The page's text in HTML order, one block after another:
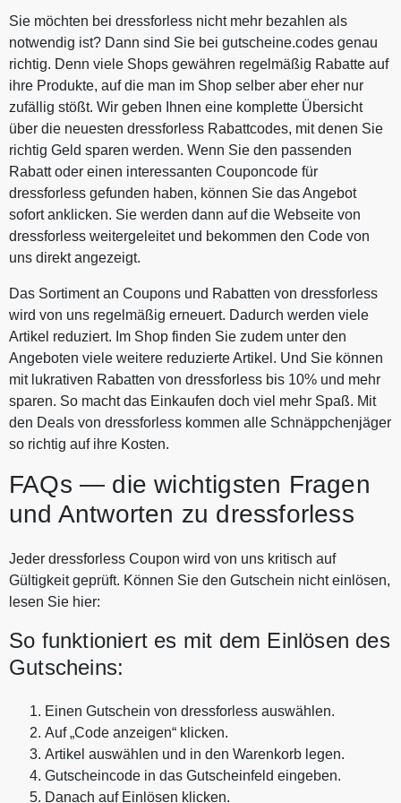
Sie möchten bei dressforless nicht mehr bezahlen als
notwendig ist? Dann sind Sie bei gutscheine.codes genau
richtig. Denn viele Shops gewähren regelmäßig Rabatte auf
ihre Produkte, auf die man im Shop selber aber eher nur
zufällig stößt. Wir geben Ihnen eine komplette Übersicht
über die neuesten dressforless Rabattcodes, mit denen Sie
richtig Geld sparen werden. Wenn Sie den passenden
Rabatt oder einen interessanten Couponcode für
dressforless gefunden haben, können Sie das Angebot
sofort anklicken. Sie werden dann auf die Webseite von
dressforless weitergeleitet und bekommen den Code von
uns direkt angezeigt.
Das Sortiment an Coupons und Rabatten von dressforless
wird von uns regelmäßig erneuert. Dadurch werden viele
Artikel reduziert. Im Shop finden Sie zudem unter den
Angeboten viele weitere reduzierte Artikel. Und Sie können
mit lukrativen Rabatten von dressforless bis 10% und mehr
sparen. So macht das Einkaufen doch viel mehr Spaß. Mit
den Deals von dressforless kommen alle Schnäppchenjäger
so richtig auf ihre Kosten.
FAQs — die wichtigsten Fragen
und Antworten zu dressforless
Jeder dressforless Coupon wird von uns kritisch auf
Gültigkeit geprüft. Können Sie den Gutschein nicht einlösen,
lesen Sie hier:
So funktioniert es mit dem Einlösen des
Gutscheins:
Einen Gutschein von dressforless auswählen.
Auf „Code anzeigen“ klicken.
Artikel auswählen und in den Warenkorb legen.
Gutscheincode in das Gutscheinfeld eingeben.
Danach auf Einlösen klicken.